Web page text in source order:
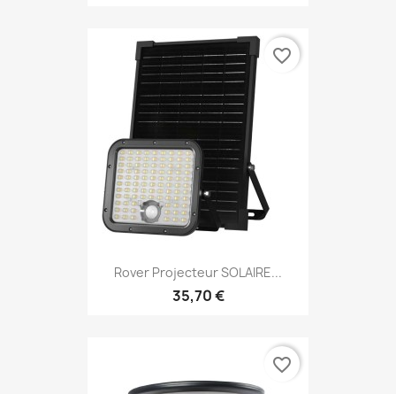
Rover Projecteur SOLAIRE...
35,70 €
favorite_border
favorite_border